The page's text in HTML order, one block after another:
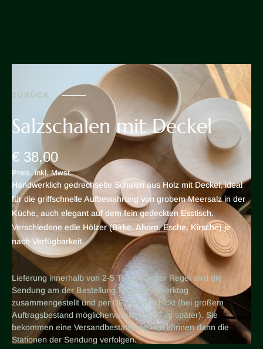
ZURÜCK
Salzschalen mit Deckel
€ 38,00
Preis. inkl. Mwst.
Handwerklich gedrechselte Schalen aus Holz mit Deckel, ideal
für die griffschnelle Aufbewahrung von grobem Meersalz in der
Küche, auch elegant auf dem fein gedeckten Esstisch.
Verschiedene edle Hölzer (Birke, Ahorn, Esche, Kirsche) je
nach Verfügbarkeit.
Lieferung innerhalb von 2-5 Tagen. In der Regel wird die
Sendung am der Bestellung folgenden Werktag
zusammengestellt und per UPS abgeschickt (bei großem
Auftragsbestand möglicherweise einen Tag später). Sie
bekommen eine Versandbestätigung und können dann die
Stationen der Sendung verfolgen.